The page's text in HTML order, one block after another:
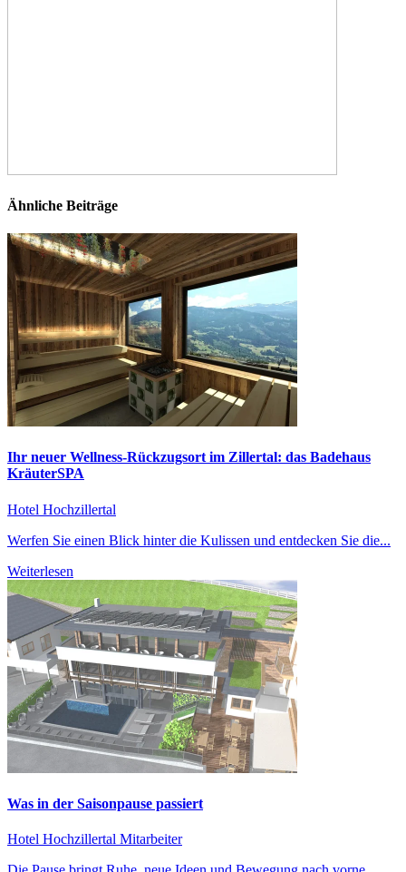
Ähnliche Beiträge
Ihr neuer Wellness-Rückzugsort im Zillertal: das Badehaus
KräuterSPA
Hotel Hochzillertal
Werfen Sie einen Blick hinter die Kulissen und entdecken Sie die...
Weiterlesen
Was in der Saisonpause passiert
Hotel Hochzillertal Mitarbeiter